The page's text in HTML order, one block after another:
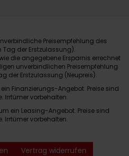
Preisempfehlung des
Tag der Erstzulassung).
die angegebene Ersparnis errechnet
unverbindlichen Preisempfehlung
der Erstzulassung (Neupreis).
Finanzierungs-Angebot. Preise sind
Irrtümer vorbehalten.
ein Leasing-Angebot. Preise sind
Irrtümer vorbehalten.
Vertrag widerrufen